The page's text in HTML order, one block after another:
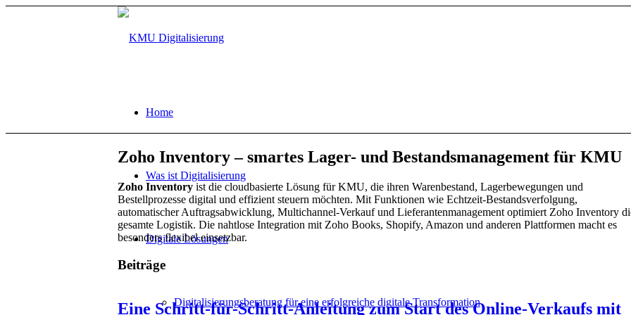
Home
Was ist Digitalisierung
Digitale Lösungen
Digitalisierungsberatung für eine erfolgreiche digitale Transformation
Zoho Inventory – smartes Lager- und Bestandsmanagement für KMU
Zoho Inventory ist die cloudbasierte Lösung für KMU, die ihren Warenbestand, Lagerbewegungen und
Bestellprozesse digital und effizient steuern möchten. Mit Funktionen wie Echtzeit-Bestandsverfolgung,
automatischer Auftragsabwicklung, Multichannel-Verkauf und Lieferantenmanagement optimiert Zoho Inventory
gesamte Logistik. Die nahtlose Integration mit Zoho Books, Shopify, Amazon und anderen Plattformen macht es
besonders flexibel einsetzbar.
Beiträge
Eine Schritt-für-Schritt-Anleitung zum Start des Online-Verkaufs mit